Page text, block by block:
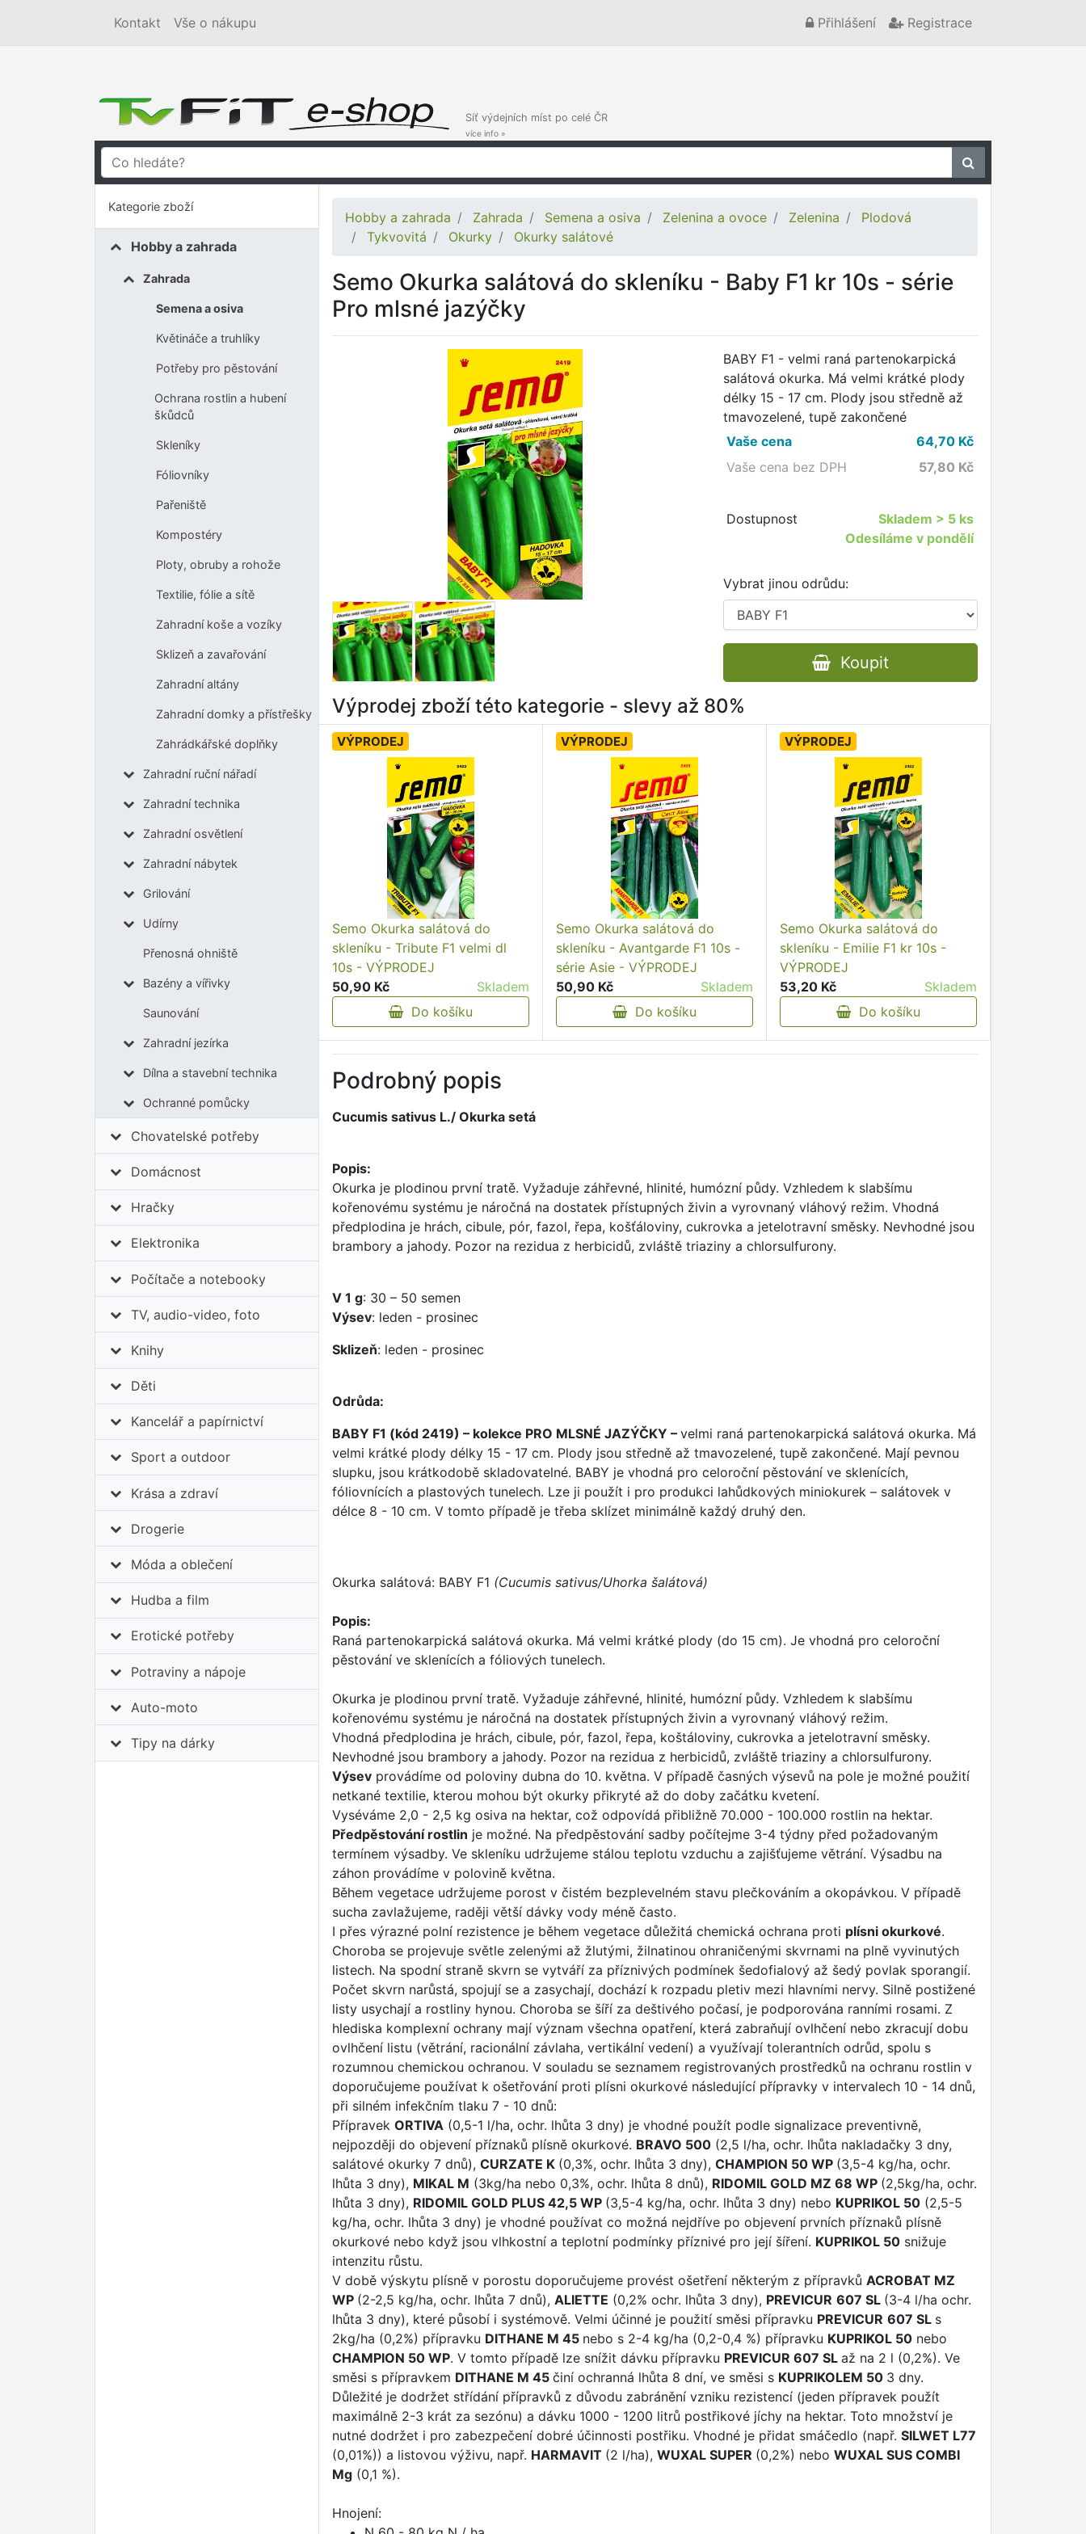
Kontakt Vše o nákupu Přihlášení Registrace
Síť výdejních míst po celé ČR
více info »
Kategorie zboží
Hobby a zahrada
Zahrada
Semena a osiva
Květináče a truhlíky
Potřeby pro pěstování
Ochrana rostlin a hubení
škůdců
Skleníky
Fóliovníky
Pařeniště
Kompostéry
Ploty, obruby a rohože
Textilie, fólie a sítě
Zahradní koše a vozíky
Sklizeň a zavařování
Zahradní altány
Zahradní domky a přístřešky
Zahrádkářské doplňky
Zahradní ruční nářadí
Zahradní technika
Zahradní osvětlení
Zahradní nábytek
Grilování
Udírny
Přenosná ohniště
Bazény a vířivky
Saunování
Zahradní jezírka
Dílna a stavební technika
Ochranné pomůcky
Chovatelské potřeby
Domácnost
Hračky
Elektronika
Počítače a notebooky
TV, audio-video, foto
Knihy
Děti
Kancelář a papírnictví
Sport a outdoor
Krása a zdraví
Drogerie
Móda a oblečení
Hudba a film
Erotické potřeby
Potraviny a nápoje
Auto-moto
Tipy na dárky
Hobby a zahrada Zahrada Semena a osiva Zelenina a ovoce Zelenina
Plodová
Tykvovitá
Okurky Okurky salátové
Semo Okurka salátová do skleníku - Baby F1 kr 10s - série
Pro mlsné jazýčky
BABY F1 - velmi raná partenokarpická
salátová okurka. Má velmi krátké plody
délky 15 - 17 cm. Plody jsou středně až
tmavozelené, tupě zakončené
Vaše cena
64,70Kč
Vaše cena bez DPH
57,80 Kč
Dostupnost Skladem > 5 ks
Odesíláme v pondělí
Vybrat jinou odrůdu:
Koupit
Výprodej zboží této kategorie - slevy až 80%
VÝPRODEJ
Semo Okurka salátová do
skleníku - Tribute F1 velmi dl
10s - VÝPRODEJ
50,90 Kč
Skladem
Do košíku
VÝPRODEJ
Semo Okurka salátová do
skleníku - Avantgarde F1 10s -
série Asie - VÝPRODEJ
50,90 Kč
Skladem
Do košíku
VÝPRODEJ
Semo Okurka salátová do
skleníku - Emilie F1 kr 10s -
VÝPRODEJ
53,20 Kč
Skladem
Do košíku
Podrobný popis
Cucumis sativus L./ Okurka setá
Popis:
Okurka je plodinou první tratě. Vyžaduje záhřevné, hlinité, humózní půdy. Vzhledem k slabšímu
kořenovému systému je náročná na dostatek přístupných živin a vyrovnaný vláhový režim. Vhodná
předplodina je hrách, cibule, pór, fazol, řepa, košťáloviny, cukrovka a jetelotravní směsky. Nevhodné jsou
brambory a jahody. Pozor na rezidua z herbicidů, zvláště triaziny a chlorsulfurony.
V 1 g: 30 – 50 semen
Výsev: leden - prosinec
Sklizeň: leden - prosinec
Odrůda:
BABY F1 (kód 2419) – kolekce PRO MLSNÉ JAZÝČKY – velmi raná partenokarpická salátová okurka. Má
velmi krátké plody délky 15 - 17 cm. Plody jsou středně až tmavozelené, tupě zakončené. Mají pevnou
slupku, jsou krátkodobě skladovatelné. BABY je vhodná pro celoroční pěstování ve sklenících,
fóliovnících a plastových tunelech. Lze ji použít i pro produkci lahůdkových miniokurek – salátovek v
délce 8 - 10 cm. V tomto případě je třeba sklízet minimálně každý druhý den.
Okurka salátová: BABY F1 (Cucumis sativus/Uhorka šalátová)
Popis:
Raná partenokarpická salátová okurka. Má velmi krátké plody (do 15 cm). Je vhodná pro celoroční
pěstování ve sklenících a fóliových tunelech.
Okurka je plodinou první tratě. Vyžaduje záhřevné, hlinité, humózní půdy. Vzhledem k slabšímu
kořenovému systému je náročná na dostatek přístupných živin a vyrovnaný vláhový režim.
Vhodná předplodina je hrách, cibule, pór, fazol, řepa, koštáloviny, cukrovka a jetelotravní směsky.
Nevhodné jsou brambory a jahody. Pozor na rezidua z herbicidů, zvláště triaziny a chlorsulfurony.
Výsev provádíme od poloviny dubna do 10. května. V případě časných výsevů na pole je možné použití
netkané textilie, kterou mohou být okurky přikryté až do doby začátku kvetení.
Vyséváme 2,0 - 2,5 kg osiva na hektar, což odpovídá přibližně 70.000 - 100.000 rostlin na hektar.
Předpěstování rostlin je možné. Na předpěstování sadby počítejme 3-4 týdny před požadovaným
termínem výsadby. Ve skleníku udržujeme stálou teplotu vzduchu a zajišťujeme větrání. Výsadbu na
záhon provádíme v polovině května.
Během vegetace udržujeme porost v čistém bezplevelném stavu plečkováním a okopávkou. V případě
sucha zavlažujeme, raději větší dávky vody méně často.
I přes výrazné polní rezistence je během vegetace důležitá chemická ochrana proti plísni okurkové.
Choroba se projevuje světle zelenými až žlutými, žilnatinou ohraničenými skvrnami na plně vyvinutých
listech. Na spodní straně skvrn se vytváří za příznivých podmínek šedofialový až šedý povlak sporangií.
Počet skvrn narůstá, spojují se a zasychají, dochází k rozpadu pletiv mezi hlavními nervy. Silně postižené
listy usychají a rostliny hynou. Choroba se šíří za deštivého počasí, je podporována ranními rosami. Z
hlediska komplexní ochrany mají význam všechna opatření, která zabraňují ovlhčení nebo zkracují dobu
ovlhčení listu (větrání, racionální závlaha, vertikální vedení) a využívají tolerantních odrůd, spolu s
rozumnou chemickou ochranou. V souladu se seznamem registrovaných prostředků na ochranu rostlin v
doporučujeme používat k ošetřování proti plísni okurkové následující přípravky v intervalech 10 - 14 dnů,
při silném infekčním tlaku 7 - 10 dnů:
Přípravek ORTIVA (0,5-1 l/ha, ochr. lhůta 3 dny) je vhodné použít podle signalizace preventivně,
nejpozději do objevení příznaků plísně okurkové. BRAVO 500 (2,5 l/ha, ochr. lhůta nakladačky 3 dny,
salátové okurky 7 dnů), CURZATE K (0,3%, ochr. lhůta 3 dny), CHAMPION 50 WP (3,5-4 kg/ha, ochr.
lhůta 3 dny), MIKAL M (3kg/ha nebo 0,3%, ochr. lhůta 8 dnů), RIDOMIL GOLD MZ 68 WP (2,5kg/ha, ochr.
lhůta 3 dny), RIDOMIL GOLD PLUS 42,5 WP (3,5-4 kg/ha, ochr. lhůta 3 dny) nebo KUPRIKOL 50 (2,5-5
kg/ha, ochr. lhůta 3 dny) je vhodné používat co možná nejdříve po objevení prvních příznaků plísně
okurkové nebo když jsou vlhkostní a teplotní podmínky příznivé pro její šíření. KUPRIKOL 50 snižuje
intenzitu růstu.
V době výskytu plísně v porostu doporučujeme provést ošetření některým z přípravků ACROBAT MZ
WP (2-2,5 kg/ha, ochr. lhůta 7 dnů), ALIETTE (0,2% ochr. lhůta 3 dny), PREVICUR 607 SL (3-4 l/ha ochr.
lhůta 3 dny), které působí i systémově. Velmi účinné je použití směsi přípravku PREVICUR 607 SL s
2kg/ha (0,2%) přípravku DITHANE M 45 nebo s 2-4 kg/ha (0,2-0,4 %) přípravku KUPRIKOL 50 nebo
CHAMPION 50 WP. V tomto případě lze snížit dávku přípravku PREVICUR 607 SL až na 2 l (0,2%). Ve
směsi s přípravkem DITHANE M 45 činí ochranná lhůta 8 dní, ve směsi s KUPRIKOLEM 50 3 dny.
Důležité je dodržet střídání přípravků z důvodu zabránění vzniku rezistencí (jeden přípravek použít
maximálně 2-3 krát za sezónu) a dávku 1000 - 1200 litrů postřikové jíchy na hektar. Toto množství je
nutné dodržet i pro zabezpečení dobré účinnosti postřiku. Vhodné je přidat smáčedlo (např. SILWET L77
(0,01%)) a listovou výživu, např. HARMAVIT (2 l/ha), WUXAL SUPER (0,2%) nebo WUXAL SUS COMBI
Mg (0,1 %).
Hnojení: